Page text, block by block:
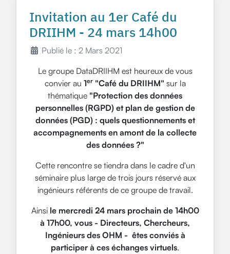
Invitation au 1er Café du
DRIIHM - 24 mars 14h00
Publié le : 2 Mars 2021
Le groupe DataDRIIHM est heureux de vous
convier au 1er"Café du DRIIHM" sur la
thématique "Protection des données
personnelles (RGPD) et plan de gestion de
données (PGD) : quels questionnements et
accompagnements en amont de la collecte
des données ?"
Cette rencontre se tiendra dans le cadre d'un
séminaire plus large de trois jours réservé aux
ingénieurs référents de ce groupe de travail.
Ainsi le mercredi 24 mars prochain de 14h00
à 17h00, vous - Directeurs, Chercheurs,
Ingénieurs des OHM - êtes conviés à
participer à ces échanges virtuels.